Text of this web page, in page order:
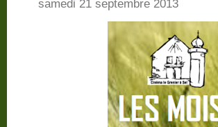
samedi 21 septembre 2013